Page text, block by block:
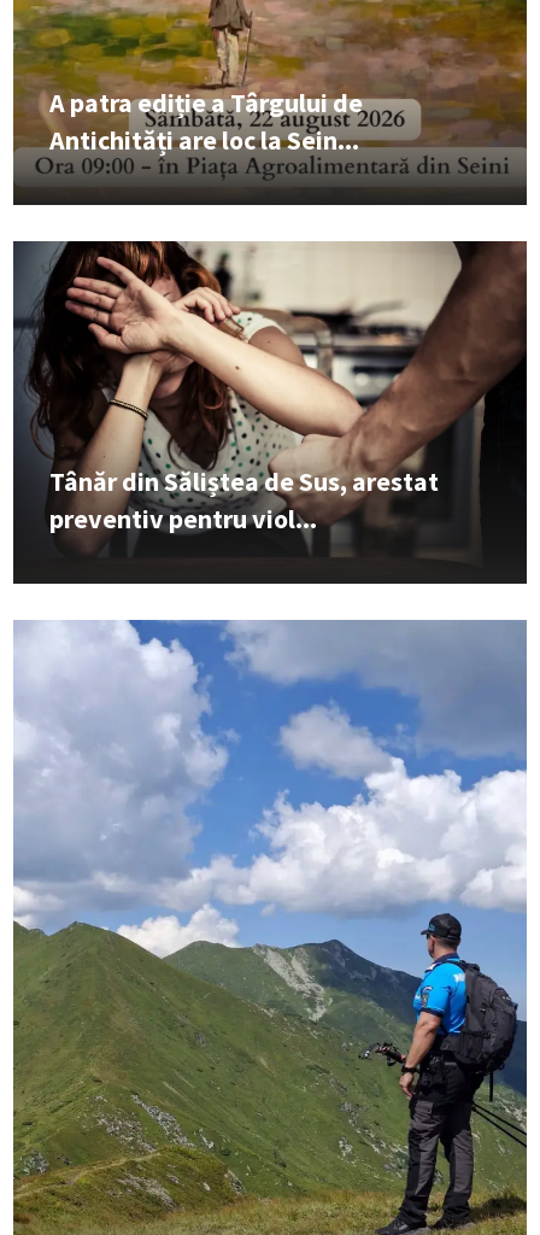
A patra ediție a Târgului de
Antichități are loc la Sein...
Tânăr din Săliștea de Sus, arestat
preventiv pentru viol...